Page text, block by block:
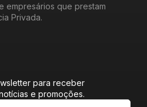
empresários que prestam
Privada.
para receber
e promoções.